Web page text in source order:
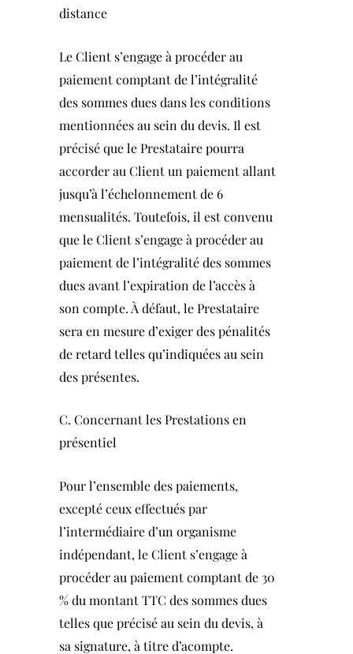
distance
Le Client s’engage à procéder au
paiement comptant de l’intégralité
des sommes dues dans les conditions
mentionnées au sein du devis. Il est
précisé que le Prestataire pourra
accorder au Client un paiement allant
jusqu’à l’échelonnement de 6
mensualités. Toutefois, il est convenu
que le Client s’engage à procéder au
paiement de l’intégralité des sommes
dues avant l’expiration de l’accès à
son compte. À défaut, le Prestataire
sera en mesure d’exiger des pénalités
de retard telles qu’indiquées au sein
des présentes.
C. Concernant les Prestations en
présentiel
Pour l’ensemble des paiements,
excepté ceux effectués par
l’intermédiaire d’un organisme
indépendant, le Client s’engage à
procéder au paiement comptant de 30
% du montant TTC des sommes dues
telles que précisé au sein du devis, à
sa signature, à titre d’acompte.